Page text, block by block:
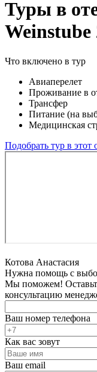
Туры в
Weinstube
Что включено в тур
Авиаперелет
Проживание в
Трансфер
Питание (на
Медицинская
Подобрать тур в этот
Котова Анастасия
Нужна помощь с
Мы поможем!
консультацию
Ваш номер телефона
Как вас зовут
Ваш email